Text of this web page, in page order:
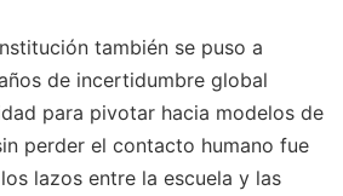
también se puso a
de incertidumbre global
para pivotar hacia modelos de
perder el contacto humano fue
lazos entre la escuela y las